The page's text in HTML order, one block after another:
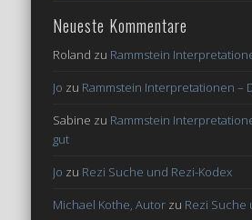
Neueste Kommentare
Roland zu Rammstein
Jo zu Rammstein Interpretationen –
Sabine zu Rammstein
gut
Jo zu Rezi Suche und Rezi-Kodex
Michael Kothe, Autor zu Rezi Suche